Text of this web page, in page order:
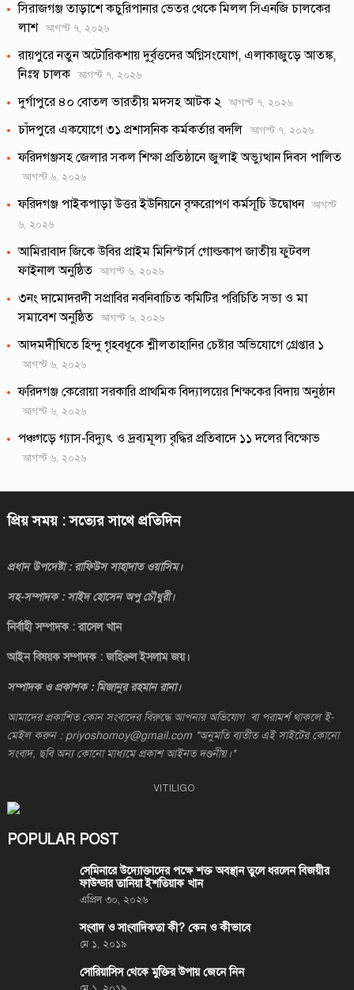
সিরাজগঞ্জ তাড়াশে কচুরিপানার ভেতর থেকে মিলল সিএনজি চালকের
লাশ আগস্ট ৭, ২০২৬
রায়পুরে নতুন অটোরিকশায় দুর্বৃত্তদের অগ্নিসংযোগ, এলাকাজুড়ে আতঙ্ক,
নিঃস্ব চালক আগস্ট ৭, ২০২৬
দুর্গাপুরে ৪০ বোতল ভারতীয় মদসহ আটক ২ আগস্ট ৭, ২০২৬
চাঁদপুরে একযোগে ৩১ প্রশাসনিক কর্মকর্তার বদলি আগস্ট ৭, ২০২৬
ফরিদগঞ্জসহ জেলার সকল শিক্ষা প্রতিষ্ঠানে জুলাই অভ্যুত্থান দিবস পালিত
আগস্ট ৬, ২০২৬
ফরিদগঞ্জ পাইকপাড়া উত্তর ইউনিয়নে বৃক্ষরোপণ কর্মসূচি উদ্বোধন আগস্ট
৬, ২০২৬
আমিরাবাদ জিকে উবির প্রাইম মিনিস্টার্স গোল্ডকাপ জাতীয় ফুটবল
ফাইনাল অনুষ্ঠিত আগস্ট ৬, ২০২৬
৩নং দামোদরদী সপ্রাবির নবনিবাচিত কমিটির পরিচিতি সভা ও মা
সমাবেশ অনুষ্ঠিত আগস্ট ৬, ২০২৬
আদমদীঘিতে হিন্দু গৃহবধূকে শ্লীলতাহানির চেষ্টার অভিযোগে গ্রেপ্তার ১
আগস্ট ৬, ২০২৬
ফরিদগঞ্জ কেরোয়া সরকারি প্রাথমিক বিদ্যালয়ের শিক্ষকের বিদায় অনুষ্ঠান
আগস্ট ৬, ২০২৬
পঞ্চগড়ে গ্যাস-বিদ্যুৎ ও দ্রব্যমূল্য বৃদ্ধির প্রতিবাদে ১১ দলের বিক্ষোভ
আগস্ট ৬, ২০২৬
প্রিয় সময় : সত্যের সাথে প্রতিদিন
প্রধান উপদেষ্টা : রাফিউস সাহাদাত ওয়াসিম।
সহ-সম্পাদক : সাইদ হোসেন অপু চৌধুরী।
নির্বাহী সম্পাদক : রাসেল খান
আইন বিষয়ক সম্পাদক : জহিরুল ইসলাম জয়।
সম্পাদক ও প্রকাশক : মিজানুর রহমান রানা।
আমাদের প্রকাশিত কোন সংবাদের বিরুদ্ধে আপনার অভিযোগ বা পরামর্শ থাকলে ই-
মেইল করুন : priyoshomoy@gmail.com *অনুমতি ব্যতীত এই সাইটের কোনো
সংবাদ, ছবি অন্য কোনো মাধ্যমে প্রকাশ আইনত দণ্ডনীয়।*
VITILIGO
POPULAR POST
সেমিনারে উদ্যোক্তাদের পক্ষে শক্ত অবস্থান তুলে ধরলেন বিজয়ীর
ফাউন্ডার তানিয়া ইশতিয়াক খান
এপ্রিল ৩০, ২০২৬
সংবাদ ও সাংবাদিকতা কী? কেন ও কীভাবে
মে ১, ২০১৯
সোরিয়াসিস থেকে মুক্তির উপায় জেনে নিন